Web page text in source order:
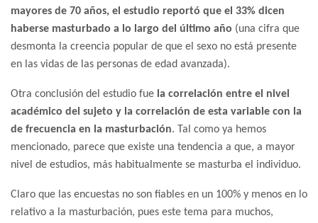
mayores de 70 años, el estudio reportó que el 33% dicen
haberse masturbado a lo largo del último año (una cifra que
desmonta la creencia popular de que el sexo no está presente
en las vidas de las personas de edad avanzada).
Otra conclusión del estudio fue la correlación entre el nivel
académico del sujeto y la correlación de esta variable con la
de frecuencia en la masturbación. Tal como ya hemos
mencionado, parece que existe una tendencia a que, a mayor
nivel de estudios, más habitualmente se masturba el individuo.
Claro que las encuestas no son fiables en un 100% y menos en lo
relativo a la masturbación, pues este tema para muchos,